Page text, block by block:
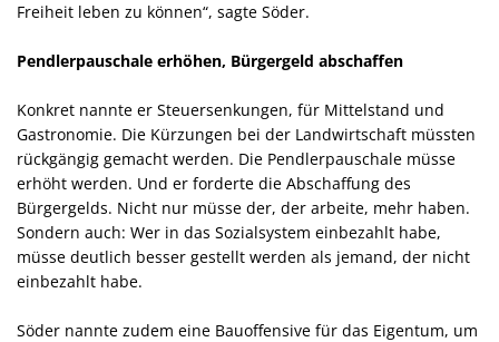
Freiheit leben zu können“, sagte Söder.
Pendlerpauschale erhöhen, Bürgergeld abschaffen
Konkret nannte er Steuersenkungen, für Mittelstand und
Gastronomie. Die Kürzungen bei der Landwirtschaft müssten
rückgängig gemacht werden. Die Pendlerpauschale müsse
erhöht werden. Und er forderte die Abschaffung des
Bürgergelds. Nicht nur müsse der, der arbeite, mehr haben.
Sondern auch: Wer in das Sozialsystem einbezahlt habe,
müsse deutlich besser gestellt werden als jemand, der nicht
einbezahlt habe.
Söder nannte zudem eine Bauoffensive für das Eigentum, um